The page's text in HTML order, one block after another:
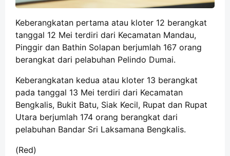
Keberangkatan pertama atau kloter 12 berangkat
tanggal 12 Mei terdiri dari Kecamatan Mandau,
Pinggir dan Bathin Solapan berjumlah 167 orang
berangkat dari pelabuhan Pelindo Dumai.
Keberangkatan kedua atau kloter 13 berangkat
pada tanggal 13 Mei terdiri dari Kecamatan
Bengkalis, Bukit Batu, Siak Kecil, Rupat dan Rupat
Utara berjumlah 174 orang berangkat dari
pelabuhan Bandar Sri Laksamana Bengkalis.
(Red)